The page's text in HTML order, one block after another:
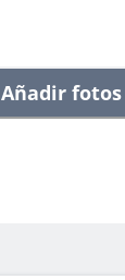
Añadir fotos